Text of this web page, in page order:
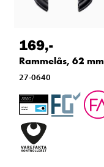
169,-
Rammelås, 62 mm
27-0640